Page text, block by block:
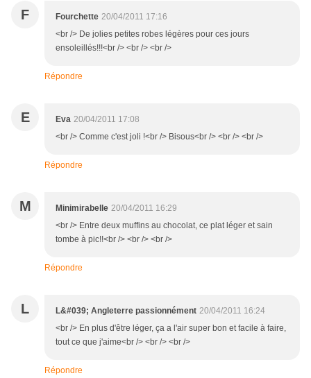
F Fourchette 20/04/2011 17:16
<br /> De jolies petites robes légères pour ces jours
ensoleillés!!!<br /> <br /> <br />
Répondre
E Eva 20/04/2011 17:08
<br /> Comme c'est joli !<br /> Bisous<br /> <br /> <br />
Répondre
M Minimirabelle 20/04/2011 16:29
<br /> Entre deux muffins au chocolat, ce plat léger et sain
tombe à pic!!<br /> <br /> <br />
Répondre
L L&#039; Angleterre passionnément 20/04/2011 16:24
<br /> En plus d'être léger, ça a l'air super bon et facile à faire,
tout ce que j'aime<br /> <br /> <br />
Répondre